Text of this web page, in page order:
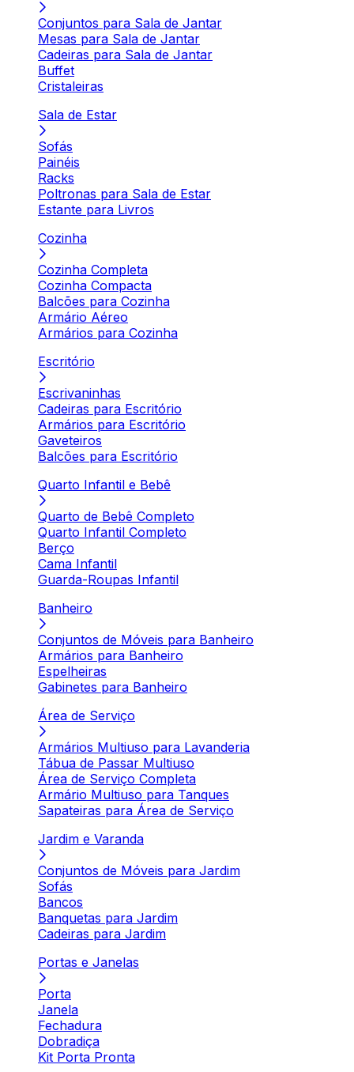
Conjuntos para Sala de Jantar
Mesas para Sala de Jantar
Cadeiras para Sala de Jantar
Buffet
Cristaleiras
Sala de Estar
Sofás
Painéis
Racks
Poltronas para Sala de Estar
Estante para Livros
Cozinha
Cozinha Completa
Cozinha Compacta
Balcões para Cozinha
Armário Aéreo
Armários para Cozinha
Escritório
Escrivaninhas
Cadeiras para Escritório
Armários para Escritório
Gaveteiros
Balcões para Escritório
Quarto Infantil e Bebê
Quarto de Bebê Completo
Quarto Infantil Completo
Berço
Cama Infantil
Guarda-Roupas Infantil
Banheiro
Conjuntos de Móveis para Banheiro
Armários para Banheiro
Espelheiras
Gabinetes para Banheiro
Área de Serviço
Armários Multiuso para Lavanderia
Tábua de Passar Multiuso
Área de Serviço Completa
Armário Multiuso para Tanques
Sapateiras para Área de Serviço
Jardim e Varanda
Conjuntos de Móveis para Jardim
Sofás
Bancos
Banquetas para Jardim
Cadeiras para Jardim
Portas e Janelas
Porta
Janela
Fechadura
Dobradiça
Kit Porta Pronta